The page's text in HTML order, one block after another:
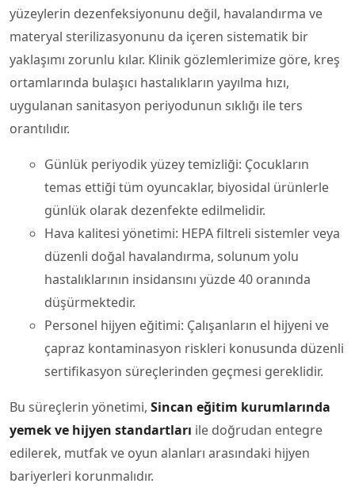
yüzeylerin dezenfeksiyonunu değil, havalandırma ve
materyal sterilizasyonunu da içeren sistematik bir
yaklaşımı zorunlu kılar. Klinik gözlemlerimize göre, kreş
ortamlarında bulaşıcı hastalıkların yayılma hızı,
uygulanan sanitasyon periyodunun sıklığı ile ters
orantılıdır.
Günlük periyodik yüzey temizliği: Çocukların
temas ettiği tüm oyuncaklar, biyosidal ürünlerle
günlük olarak dezenfekte edilmelidir.
Hava kalitesi yönetimi: HEPA filtreli sistemler veya
düzenli doğal havalandırma, solunum yolu
hastalıklarının insidansını yüzde 40 oranında
düşürmektedir.
Personel hijyen eğitimi: Çalışanların el hijyeni ve
çapraz kontaminasyon riskleri konusunda düzenli
sertifikasyon süreçlerinden geçmesi gereklidir.
Bu süreçlerin yönetimi, Sincan eğitim kurumlarında
yemek ve hijyen standartları ile doğrudan entegre
edilerek, mutfak ve oyun alanları arasındaki hijyen
bariyerleri korunmalıdır.